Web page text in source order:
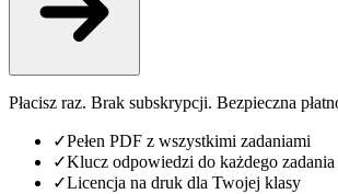
Płacisz raz. Brak subskrypcji. Bezpieczna
✓Pełen PDF z wszystkimi zadaniami
✓Klucz odpowiedzi do każdego zadania
✓Licencja na druk dla Twojej klasy